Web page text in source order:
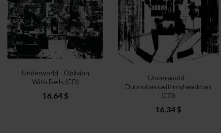
Underworld - Oblivion
With Bells (CD)
16,64 $
Underworld -
Dubnobasswithmyheadman
(CD)
16,34 $